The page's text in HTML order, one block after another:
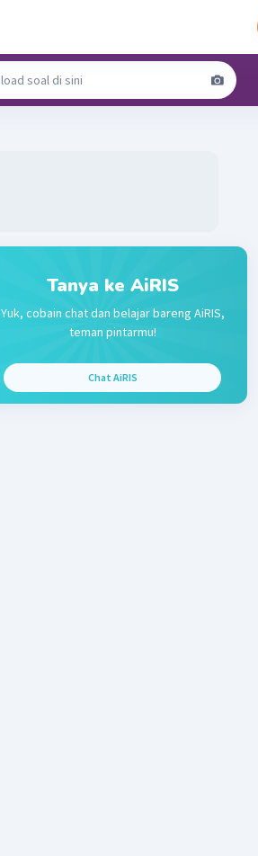
Tanya ke AiRIS
Yuk, cobain chat dan belajar bareng AiRIS,
teman pintarmu!
Chat AiRIS